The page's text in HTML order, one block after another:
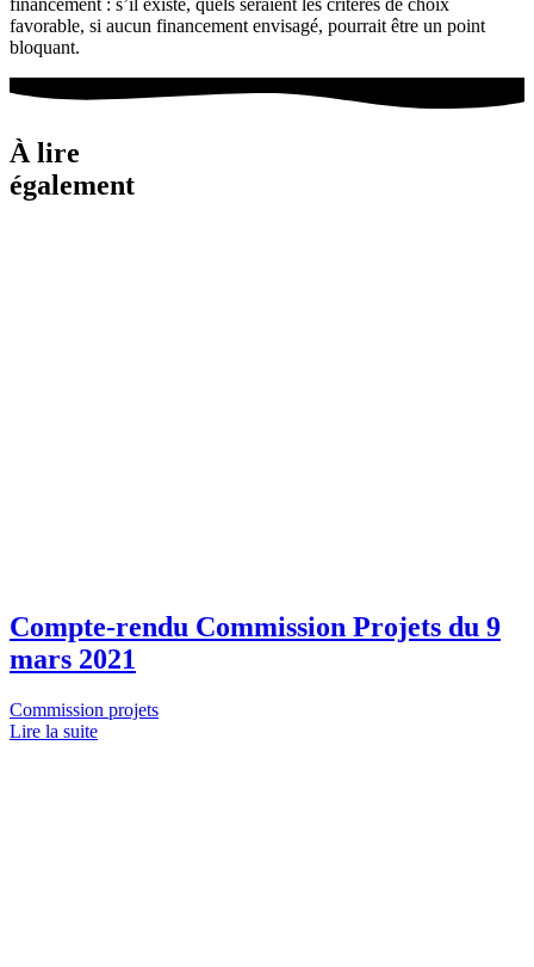
favorable, si aucun financement envisagé, pourrait être un point
bloquant.
À lire
également
Compte-rendu Commission Projets du 9
mars 2021
Commission projets
Lire la suite